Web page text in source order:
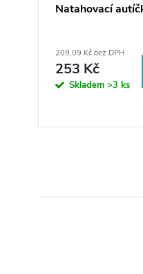
Natahovací
209,09 Kč bez DPH
253 Kč
Skladem >3 ks